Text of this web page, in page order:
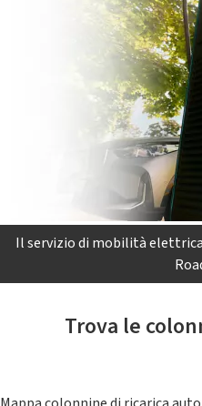
Il servizio di mobilità
Trova le